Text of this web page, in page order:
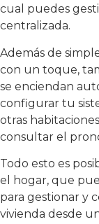
cual puedes
centralizada.
Además de
con un toque,
se enciendan
configurar tu
otras
consultar el
Todo esto es
el hogar, que
para gestionar y
vivienda desde